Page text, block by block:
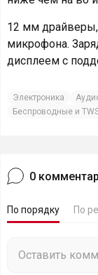
12 мм драйверы,
микрофона.
дисплеем с
Электроника
Беспроводные и
0
По порядку По